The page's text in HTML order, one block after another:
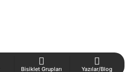
Bisiklet Grupları Yazılar/Blog